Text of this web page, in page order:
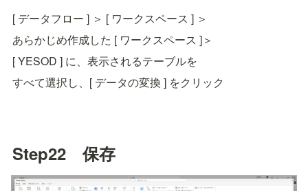
[ データフロー ] ＞ [ ワークスペース ] ＞
あらかじめ作成した [ ワークスペース ]＞
[ YESOD ] に、表示されるテーブルを
すべて選択し、[ データの変換 ] をクリック
Step22　保存